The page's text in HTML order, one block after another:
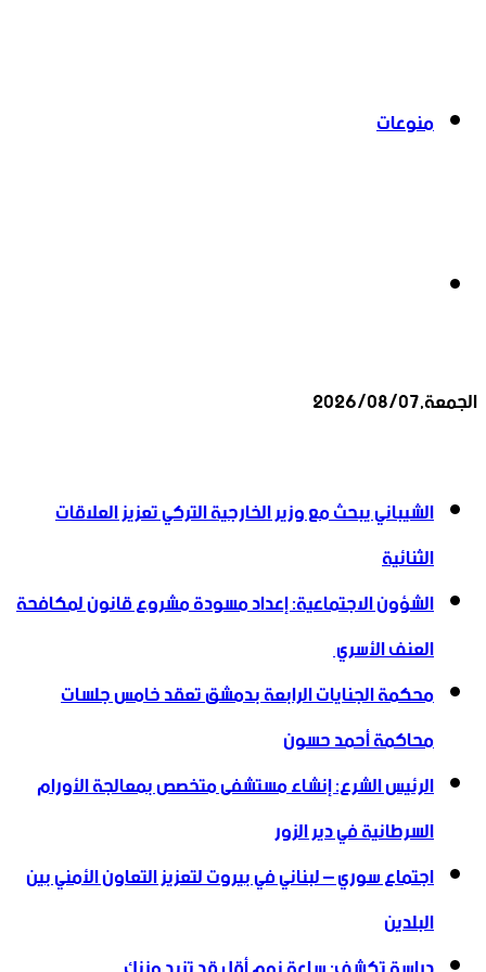
منوعات
الجمعة,2026/08/07
الشيباني يبحث مع وزير الخارجية التركي تعزيز العلاقات
الثنائية
الشؤون الاجتماعية: إعداد مسودة مشروع قانون لمكافحة
العنف الأسري ‏
محكمة الجنايات الرابعة بدمشق تعقد خامس جلسات
محاكمة أحمد حسون
الرئيس الشرع: إنشاء ‌‏مستشفى متخصص بمعالجة الأورام
السرطانية في دير الزور
اجتماع سوري – لبناني في بيروت لتعزيز التعاون ‏الأمني ‏بين
البلدين